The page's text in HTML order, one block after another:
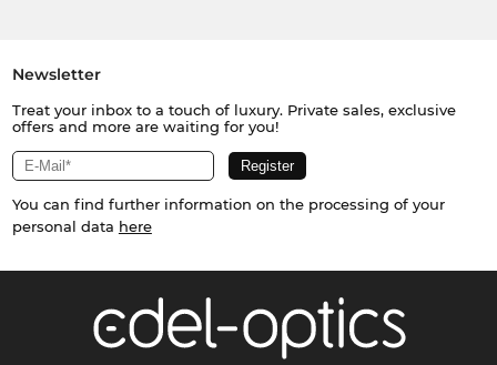
Newsletter
Treat your inbox to a touch of luxury. Private sales, exclusive
offers and more are waiting for you!
You can find further information on the processing of your
personal data here